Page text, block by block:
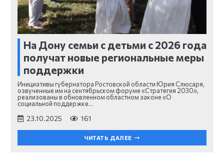
На Дону семьи с детьми с 2026 года
получат новые региональные меры
поддержки
Инициативы губернатора Ростовской области Юрия Слюсаря,
озвученные им на сентябрьском форуме «Стратегия 2030»,
реализованы в обновленном областном законе «О
социальной поддержке…
23.10.2025 161
ЧИТАТЬ ДАЛЕЕ